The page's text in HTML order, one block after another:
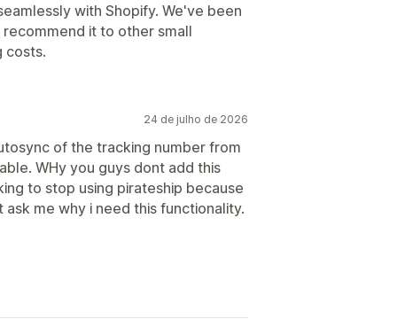
with Shopify. We've been
it to other small
costs.
24 de julho de 2026
of the tracking number from
WHy you guys dont add this
to stop using pirateship because
me why i need this functionality.